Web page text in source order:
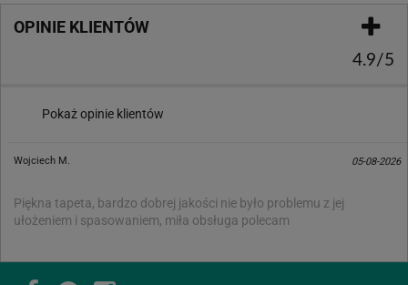
OPINIE KLIENTÓW
4.9/5
Pokaż opinie klientów
Wojciech M. 05-08-2026
Piękna tapeta, bardzo dobrej jakości nie było problemu z jej
ułożeniem i spasowaniem, miła obsługa polecam